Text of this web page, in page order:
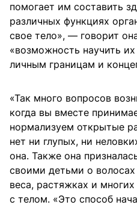
помогает им составить
различных функциях
свое тело», — говорит
«возможность научить
личным границам и
«Так много вопросов
когда вы вместе
нормализуем открытые
нет ни глупых, ни
она. Также она
своими детьми о волосах
веса, растяжках и
с телом. «Это способ